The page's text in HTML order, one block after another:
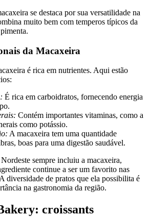
se destaca por sua versatilidade na
muito bem com temperos típicos da
da Macaxeira
é rica em nutrientes. Aqui estão
É rica em carboidratos, fornecendo energia
Contém importantes vitaminas, como a
como potássio.
A macaxeira tem uma quantidade
boas para uma digestão saudável.
sempre incluiu a macaxeira,
continue a ser um favorito nas
diversidade de pratos que ela possibilita é
na gastronomia da região.
croissants